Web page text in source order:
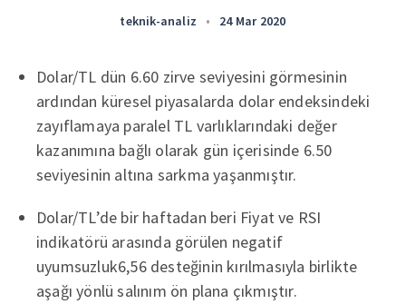
teknik-analiz • 24 Mar 2020
Dolar/TL dün 6.60 zirve seviyesini görmesinin
ardından küresel piyasalarda dolar endeksindeki
zayıflamaya paralel TL varlıklarındaki değer
kazanımına bağlı olarak gün içerisinde 6.50
seviyesinin altına sarkma yaşanmıştır.
Dolar/TL’de bir haftadan beri Fiyat ve RSI
indikatörü arasında görülen negatif
uyumsuzluk6,56 desteğinin kırılmasıyla birlikte
aşağı yönlü salınım ön plana çıkmıştır.